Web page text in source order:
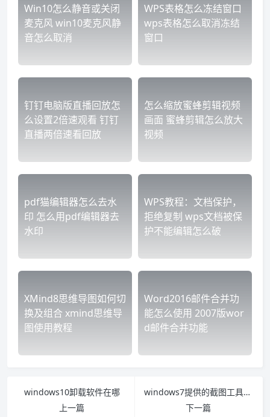
Win10怎么静音或关闭
麦克风 win10麦克风静
音怎么取消
WPS表格怎么冻结窗口
wps表格怎么取消冻结
窗口
钉钉电脑版直播回放怎
么设置2倍速观看 钉钉
直播两倍速看回放
怎么缩放蜜蜂剪辑视频
画面 蜜蜂剪辑怎么放大
视频
pdf猫编辑器怎么去水
印 怎么用pdf编辑器去
水印
WPS教程：文档保护，
拒绝复制 wps文档被保
护不能编辑怎么破
XMind8思维导图如何切
换及组合 xmind思维导
图使用教程
Word2016邮件合并功
能怎么使用 2007版wor
d邮件合并功能
windows10卸载软件在哪
上一篇
windows7提供的截图工具可以在什么中找到 windows7自带的截图工具在哪里
下一篇